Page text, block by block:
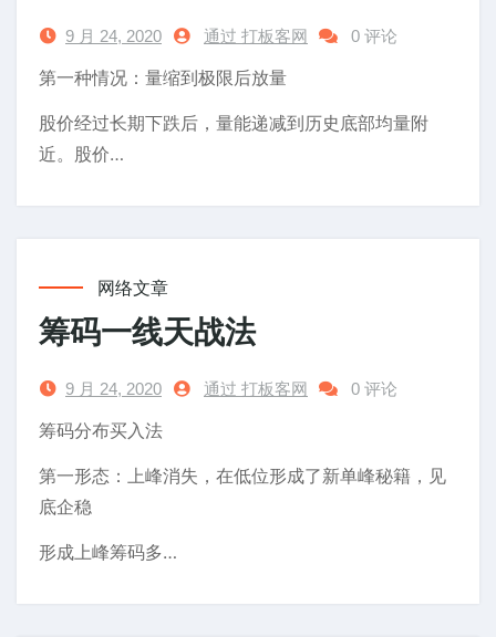
9 月 24, 2020 通过 打板客网 0 评论
第一种情况：量缩到极限后放量
股价经过长期下跌后，量能递减到历史底部均量附
近。股价…
网络文章
筹码一线天战法
9 月 24, 2020 通过 打板客网 0 评论
筹码分布买入法
第一形态：上峰消失，在低位形成了新单峰秘籍，见
底企稳
形成上峰筹码多…